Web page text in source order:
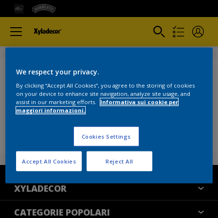
ACCESSO NEGATO
Se desideri saperne di più su come utilizziamo i tuoi
dati personali, leggi la nostra
XYLADECOR
COLORI
CATEGORIE POPOLARI
We respect your privacy.
By clicking “Accept All Cookies”, you agree to the storing of cookies
on your device to enhance site navigation, analyze site usage, and
assist in our marketing efforts.
Informativa sui cookie per
maggiori informazioni.
Cookies Settings
Reject All
Accept All Cookies